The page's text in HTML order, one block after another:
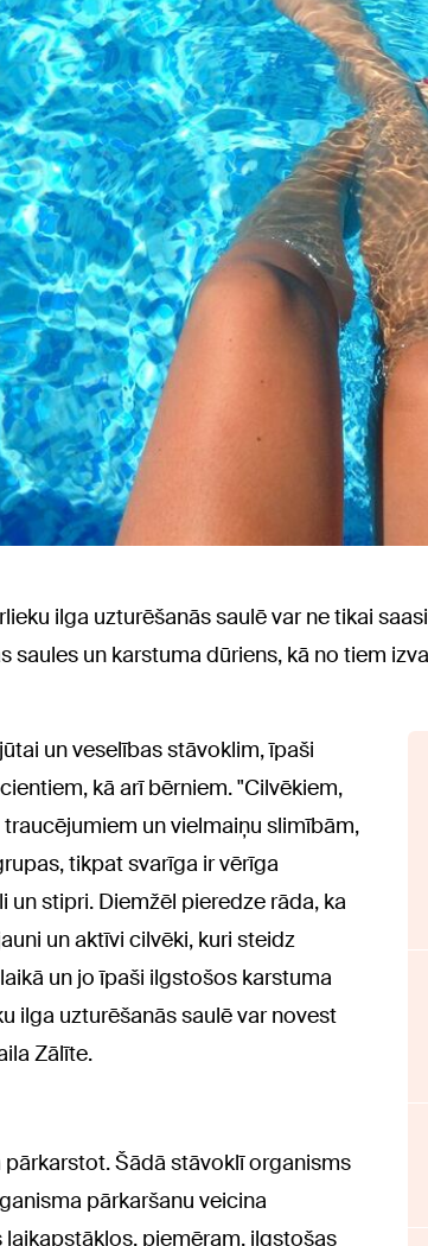
ilga uzturēšanās saulē var ne tikai
saules un karstuma dūriens, kā no tiem
un veselības stāvoklim, īpaši
kā arī bērniem. "Cilvēkiem,
un vielmaiņu slimībām,
tikpat svarīga ir vērīga
stipri. Diemžēl pieredze rāda, ka
un aktīvi cilvēki, kuri steidz
un jo īpaši ilgstošos karstuma
ilga uzturēšanās saulē var novest
Zālīte.
Šādā stāvoklī organisms
pārkaršanu veicina
piemēram, ilgstošas